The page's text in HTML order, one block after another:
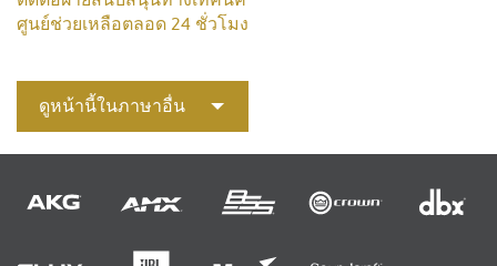
ศูนย์ช่วยเหลือตลอด 24 ชั่วโมง
ดูหน้านี้ในภาษาอื่น